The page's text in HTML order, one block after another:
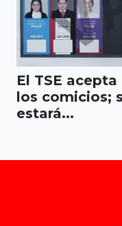
El TSE
los comicios;
estará...